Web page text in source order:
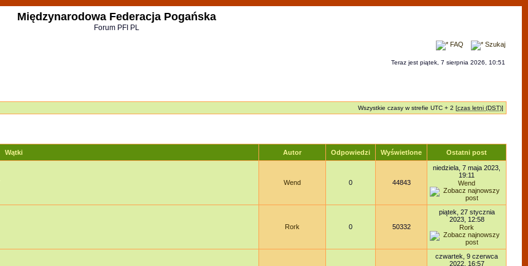
Międzynarodowa Federacja Pogańska
Forum PFI PL
FAQ Szukaj
Teraz jest piątek, 7 sierpnia 2026, 10:51
Wszystkie czasy w strefie UTC + 2 [czas letni (DST)]
Wątki Autor Odpowiedzi Wyświetlone Ostatni post
Wend 0 44843
niedziela, 7 maja 2023,
19:11
Wend
Rork 0 50332
piątek, 27 stycznia
2023, 12:58
Rork
czwartek, 9 czerwca
2022, 16:57